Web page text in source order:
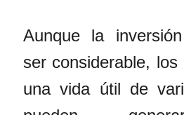
Aunque la
ser considerable, los
una vida útil de